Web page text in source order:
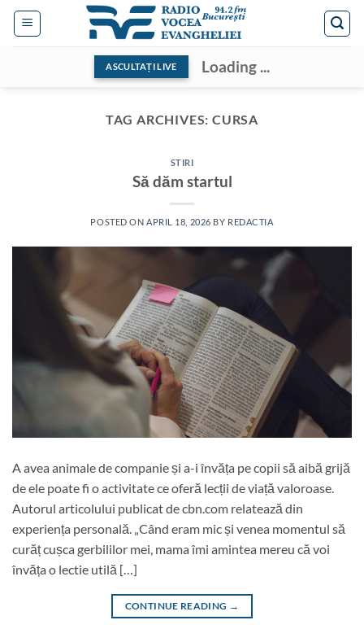
Skip
ASCULTAȚI LIVE Loading ...
TAG ARCHIVES:CURSA
STIRI
Să dăm startul
POSTED ON APRIL 18, 2026 BY REDACTIA
A avea animale de companie și a-i învăța pe copii să aibă grijă
de ele poate fi o activitate ce oferă lecții de viață valoroase.
Autorul articolului publicat de cbn.com relatează din
experiența personală. „Când eram mic și venea momentul să
curăț cușca gerbililor mei, mama îmi amintea mereu că voi
învăța o lectie utilă […]
CONTINUE READING →